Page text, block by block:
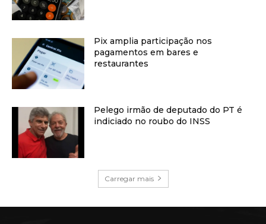
Pix amplia participação nos
pagamentos em bares e
restaurantes
Pelego irmão de deputado do PT é
indiciado no roubo do INSS
Carregar mais